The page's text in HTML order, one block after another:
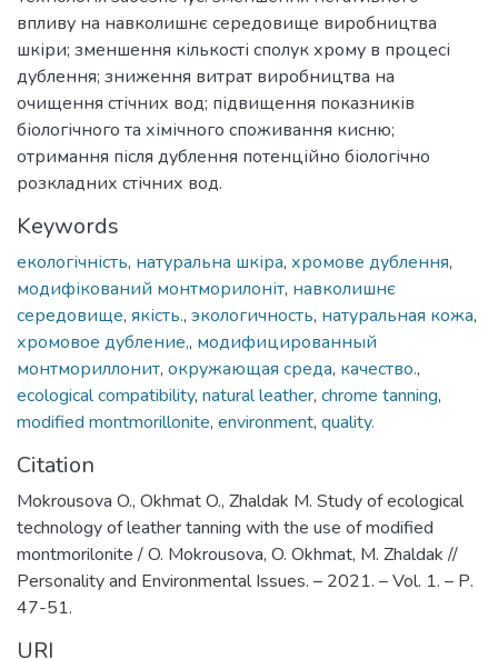
впливу на навколишнє середовище виробництва
шкіри; зменшення кількості сполук хрому в процесі
дублення; зниження витрат виробництва на
очищення стічних вод; підвищення показників
біологічного та хімічного споживання кисню;
отримання після дублення потенційно біологічно
розкладних стічних вод.
Keywords
екологічність, натуральна шкіра, хромове дублення,
модифікований монтморилоніт, навколишнє
середовище, якість., экологичность, натуральная кожа,
хромовое дубление,, модифицированный
монтмориллонит, окружающая среда, качество.,
ecological compatibility, natural leather, chrome tanning,
modified montmorillonite, environment, quality.
Citation
Mokrousova O., Okhmat O., Zhaldak M. Study of ecological
technology of leather tanning with the use of modified
montmorilonite / O. Mokrousova, O. Okhmat, M. Zhaldak //
Personality and Environmental Issues. – 2021. – Vol. 1. – Р.
47-51.
URI